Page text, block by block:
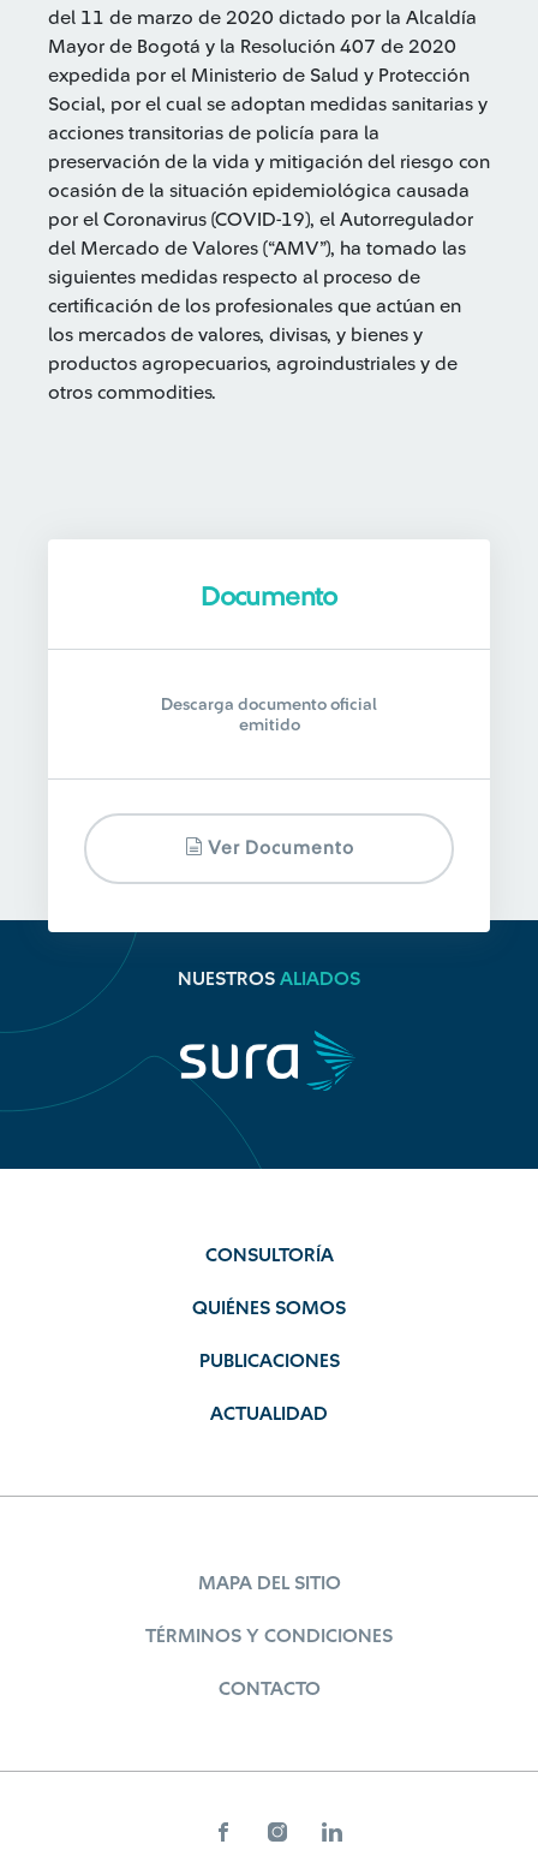
del 11 de marzo de 2020 dictado por la Alcaldía
Mayor de Bogotá y la Resolución 407 de 2020
expedida por el Ministerio de Salud y Protección
Social, por el cual se adoptan medidas sanitarias y
acciones transitorias de policía para la
preservación de la vida y mitigación del riesgo con
ocasión de la situación epidemiológica causada
por el Coronavirus (COVID-19), el Autorregulador
del Mercado de Valores (“AMV”), ha tomado las
siguientes medidas respecto al proceso de
certificación de los profesionales que actúan en
los mercados de valores, divisas, y bienes y
productos agropecuarios, agroindustriales y de
otros commodities.
Documento
Descarga documento oficial
emitido
Ver Documento
NUESTROS ALIADOS
CONSULTORÍA
QUIÉNES SOMOS
PUBLICACIONES
ACTUALIDAD
MAPA DEL SITIO
TÉRMINOS Y CONDICIONES
CONTACTO